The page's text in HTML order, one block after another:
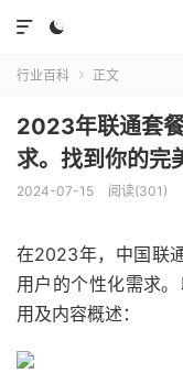


行业百科  正文
2023年联通套
求。找到你的完
2024-07-15 阅读(301)
在2023年，中国联
用户的个性化需求
用及内容概述：